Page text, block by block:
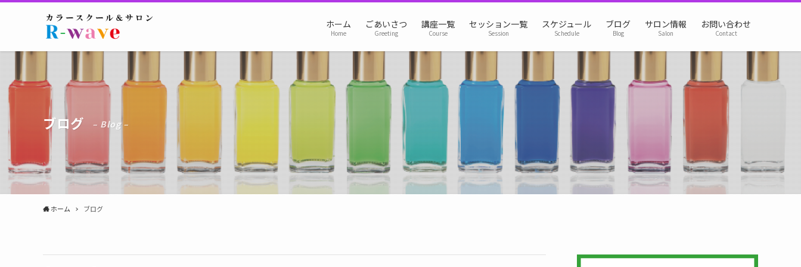
ホーム
Home
ごあいさつ
Greeting
講座一覧
Course
セッション一覧
Session
スケジュール
Schedule
ブログ
Blog
サロン情報
Salon
お問い合わせ
Contact
ブログ – Blog –
ホーム ブログ